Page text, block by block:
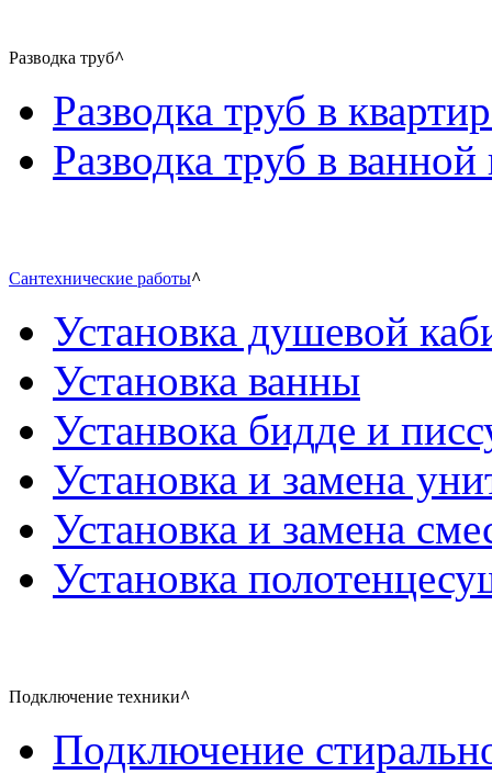
Разводка труб^
Разводка труб в
Разводка труб в ванной
Сантехнические работы^
Установка душевой
Установка ванны
Устанвока бидде и
Установка и замена
Установка и замена
Установка
Подключение техники^
Подключение